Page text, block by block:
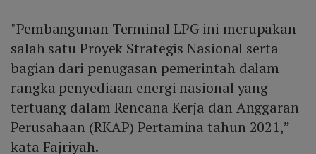
"Pembangunan Terminal LPG ini merupakan
salah satu Proyek Strategis Nasional serta
bagian dari penugasan pemerintah dalam
rangka penyediaan energi nasional yang
tertuang dalam Rencana Kerja dan Anggaran
Perusahaan (RKAP) Pertamina tahun 2021,”
kata Fajriyah.